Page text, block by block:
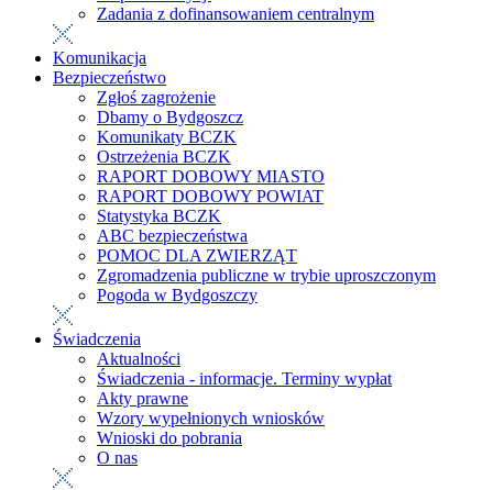
Zadania z dofinansowaniem centralnym
Komunikacja
Bezpieczeństwo
Zgłoś zagrożenie
Dbamy o Bydgoszcz
Komunikaty BCZK
Ostrzeżenia BCZK
RAPORT DOBOWY MIASTO
RAPORT DOBOWY POWIAT
Statystyka BCZK
ABC bezpieczeństwa
POMOC DLA ZWIERZĄT
Zgromadzenia publiczne w trybie uproszczonym
Pogoda w Bydgoszczy
Świadczenia
Aktualności
Świadczenia - informacje. Terminy wypłat
Akty prawne
Wzory wypełnionych wniosków
Wnioski do pobrania
O nas